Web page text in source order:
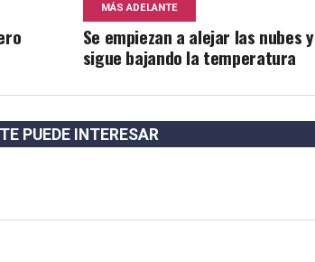
MÁS ADELANTE
Se empiezan a alejar las nubes y
sigue bajando la temperatura
PUEDE INTERESAR